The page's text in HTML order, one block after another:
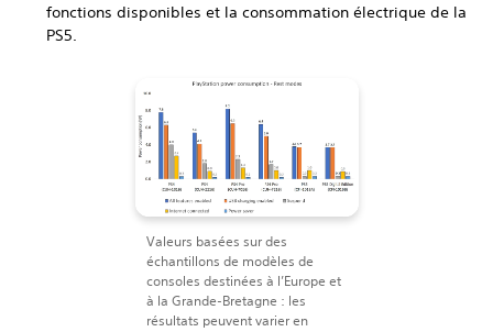
fonctions disponibles et la consommation électrique de la
PS5.
Valeurs basées sur des
échantillons de modèles de
consoles destinées à l’Europe et
à la Grande-Bretagne : les
résultats peuvent varier en